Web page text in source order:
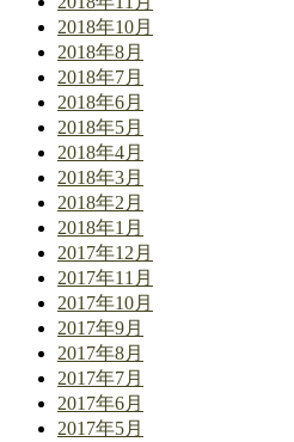
2018年10月
2018年8月
2018年7月
2018年6月
2018年5月
2018年4月
2018年3月
2018年2月
2018年1月
2017年12月
2017年11月
2017年10月
2017年9月
2017年8月
2017年7月
2017年6月
2017年5月